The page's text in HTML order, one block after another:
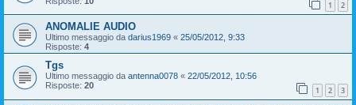
1 2
ANOMALIE AUDIO
Ultimo messaggio da darius1969 « 25/05/2012, 9:33
Risposte: 4
Tgs
Ultimo messaggio da antenna0078 « 22/05/2012, 10:56
Risposte: 20 1 2 3